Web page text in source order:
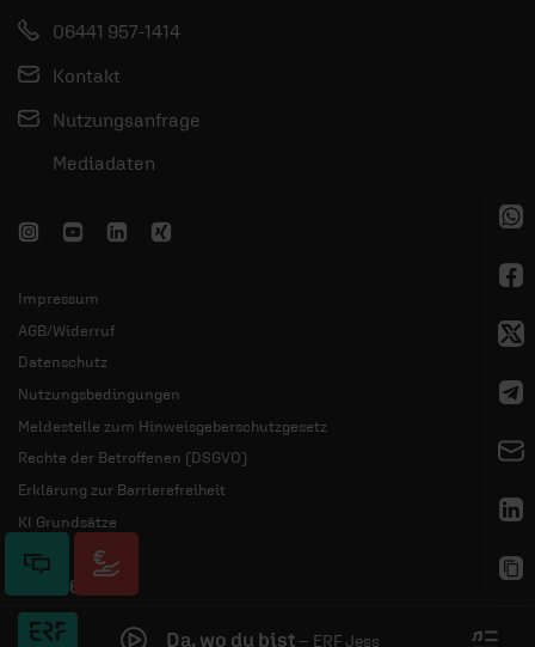
06441 957-1414
Kontakt
Nutzungsanfrage
Mediadaten
Impressum
AGB/Widerruf
Datenschutz
Nutzungsbedingungen
Meldestelle zum Hinweisgeberschutzgesetz
Rechte der Betroffenen (DSGVO)
Erklärung zur Barrierefreiheit
KI Grundsätze
© 2026 ERF
Da, wo du bist– ERF Jess